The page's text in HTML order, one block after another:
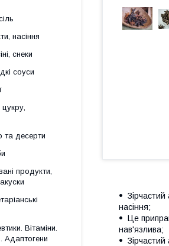
Зірчастий
насіння;
Це
нав'язлива;
Зірчастий
насіння
снеки
соуси
цукру,
та десерти
продукти,
Вітаміни.
Адаптогени